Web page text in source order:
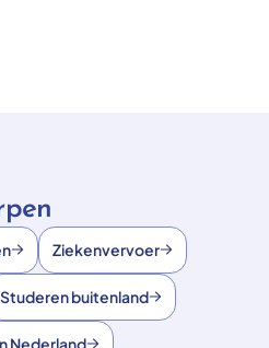
Ziekenvervoer
Studeren buitenland
Nederland